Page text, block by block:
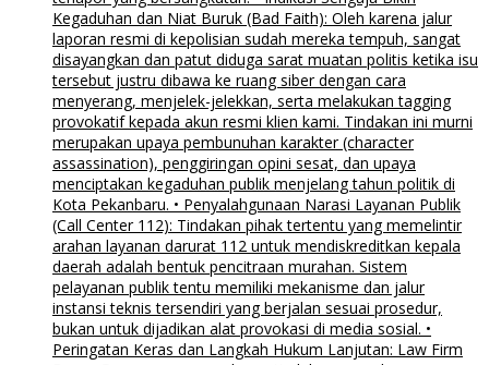
Kegaduhan dan Niat Buruk (Bad Faith): Oleh karena jalur
laporan resmi di kepolisian sudah mereka tempuh, sangat
disayangkan dan patut diduga sarat muatan politis ketika isu
tersebut justru dibawa ke ruang siber dengan cara
menyerang, menjelek-jelekkan, serta melakukan tagging
provokatif kepada akun resmi klien kami. Tindakan ini murni
merupakan upaya pembunuhan karakter (character
assassination), penggiringan opini sesat, dan upaya
menciptakan kegaduhan publik menjelang tahun politik di
Kota Pekanbaru. • Penyalahgunaan Narasi Layanan Publik
(Call Center 112): Tindakan pihak tertentu yang memelintir
arahan layanan darurat 112 untuk mendiskreditkan kepala
daerah adalah bentuk pencitraan murahan. Sistem
pelayanan publik tentu memiliki mekanisme dan jalur
instansi teknis tersendiri yang berjalan sesuai prosedur,
bukan untuk dijadikan alat provokasi di media sosial. •
Peringatan Keras dan Langkah Hukum Lanjutan: Law Firm